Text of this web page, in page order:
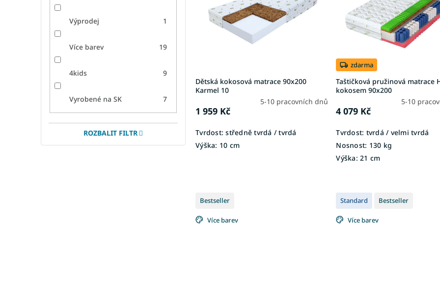
Výprodej 1
Více barev 19
4kids 9
Vyrobené na SK 7
ROZBALIT FILTR
ů
Dětská kokosová matrace 90x200
Karmel 10
5-10 pracovních dnů
1 959 Kč
Tvrdost: středně tvrdá / tvrdá
Výška: 10 cm
zdarma
Taštičková pružinová matrace
kokosem 90x200
5-10
4 079 Kč
Tvrdost: tvrdá / velmi tvrdá
Nosnost: 130 kg
Výška:21 cm
Bestseller
Více barev
Standard Bestseller
Více barev